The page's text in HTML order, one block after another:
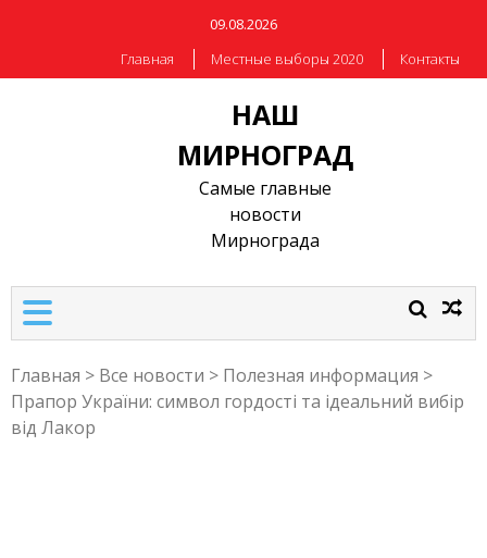
09.08.2026
Главная
Местные выборы 2020 Контакты
НАШ
МИРНОГРАД
Самые главные
новости
Мирнограда
Главная > Все новости > Полезная информация >
Прапор України: символ гордості та ідеальний вибір
від Лакор